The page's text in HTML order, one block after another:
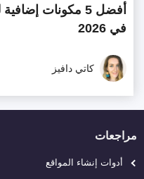
في 2026
كاتي دافيز
مراجعات
أدوات إنشاء المواقع